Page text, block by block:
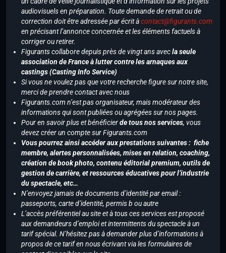
audiovisuels en préparation. Toute demande de retrait ou de
correction doit être adressée par écrit àcontact@figurants.com
en précisant l’annonce concernée et les éléments factuels à
corriger ou retirer.
Figurants collabore depuis près de vingt ans avecla seule
association de France à lutter contre les arnaques aux
castings (Casting Info Service)
Si vous ne voulez pas que votre recherche figure sur notre site,
merci de prendre contact avec nous
Figurants.com n’est pas organisateur, mais modérateur des
informations qui sont publiées ou agrégées sur nos pages.
Pour en savoir plus et bénéficierde tous nos services, vous
devez créer un compte sur Figurants.com
Vous pourrez ainsi accéder aux prestations suivantes : fiche
membre, alertes personnalisées, mises en relation, coaching,
création de book photo, contenu éditorial premium, outils de
gestion de carrière, et ressources éducatives pour l’industrie
du spectacle, etc…
N’envoyez jamais de documents d’identité par email :
passeports, carte d’identité, permis b ou autre
L’accès préférentiel au site et à tous ces services est proposé
aux demandeurs d’emploi et intermittents du spectacle à un
tarif spécial. N’hésitez pas à demander plus d’informations à
propos de ce tarif en nous écrivant via les formulaires de